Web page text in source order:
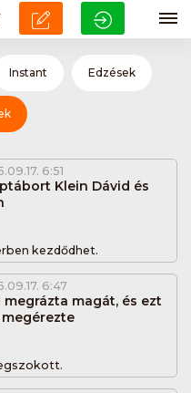
Instant Edzések
6:51
Klein Dávid és
kezdődhet.
6:47
megrázta magát, és ezt